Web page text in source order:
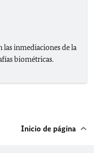
las inmediaciones de la
biométricas.
Inicio de página